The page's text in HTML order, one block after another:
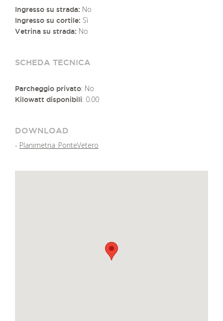
Ingresso su strada: No
Ingresso su cortile: Sì
Vetrina su strada: No
SCHEDA TECNICA
Parcheggio privato: No
Kilowatt disponibili: 0.00
DOWNLOAD
- Planimetria_PonteVetero